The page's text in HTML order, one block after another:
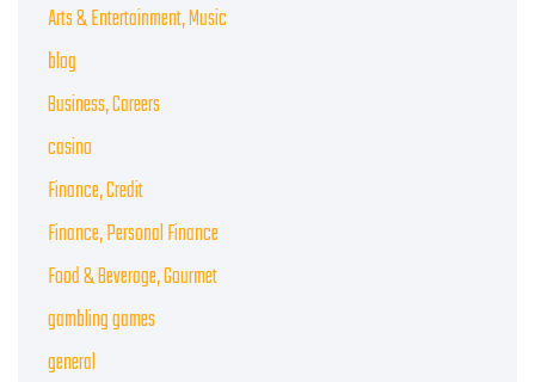
Arts & Entertainment, Music
blog
Business, Careers
casino
Finance, Credit
Finance, Personal Finance
Food & Beverage, Gourmet
gambling games
general